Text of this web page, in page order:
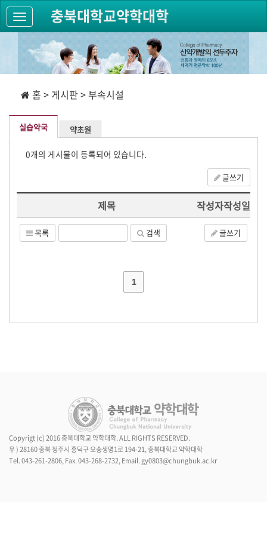
충북대학교약학대학
홈 > 게시판 > 부속시설
실습약국 약초원
0개의 게시물이 등록되어 있습니다.
글쓰기
제목 작성자작성일
목록 검색 글쓰기
1
Copyrigt (c) 2016 충북대학교 약학대학. ALL RIGHTS RESERVED.
우 ) 28160 충북 청주시 흥덕구 오송생명1로 194-21, 충북대학교 약학대학
Tel. 043-261-2806, Fax. 043-268-2732, Email. gy0803@chungbuk.ac.kr